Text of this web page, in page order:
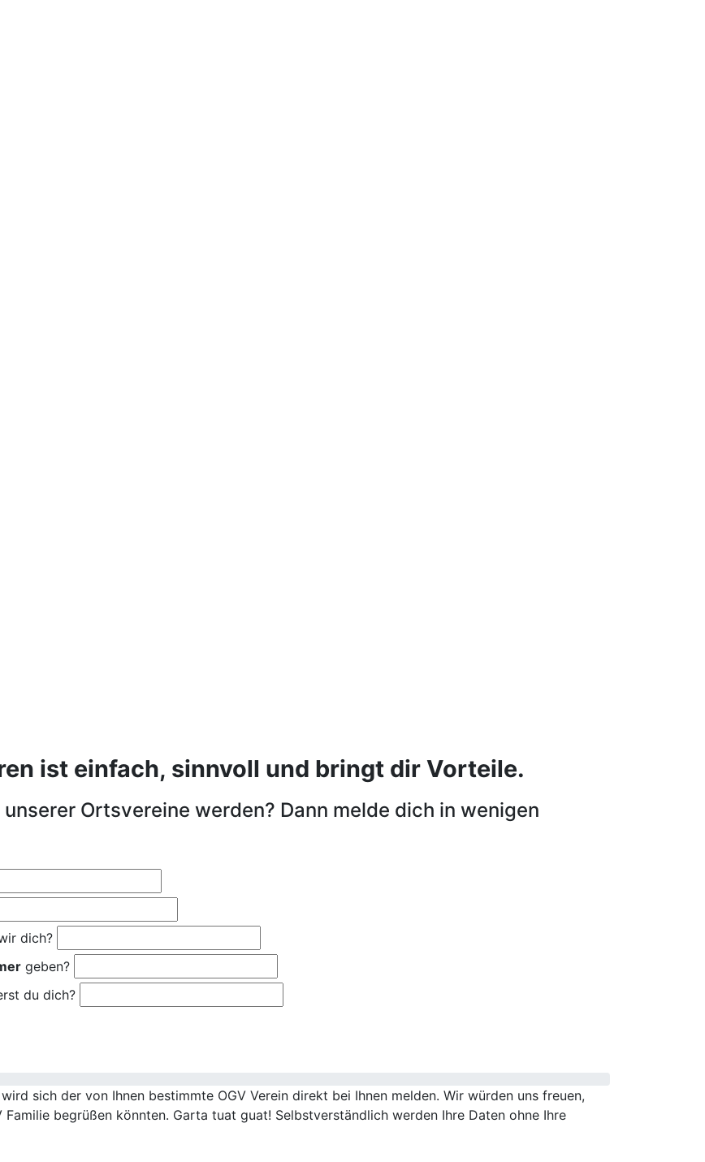
ist einfach, sinnvoll und bringt dir Vorteile.
Ortsvereine werden? Dann melde dich in wenigen
dich?
geben?
du dich?
sich der von Ihnen bestimmte OGV Verein direkt bei Ihnen melden. Wir würden uns freuen,
begrüßen könnten. Garta tuat guat! Selbstverständlich werden Ihre Daten ohne Ihre